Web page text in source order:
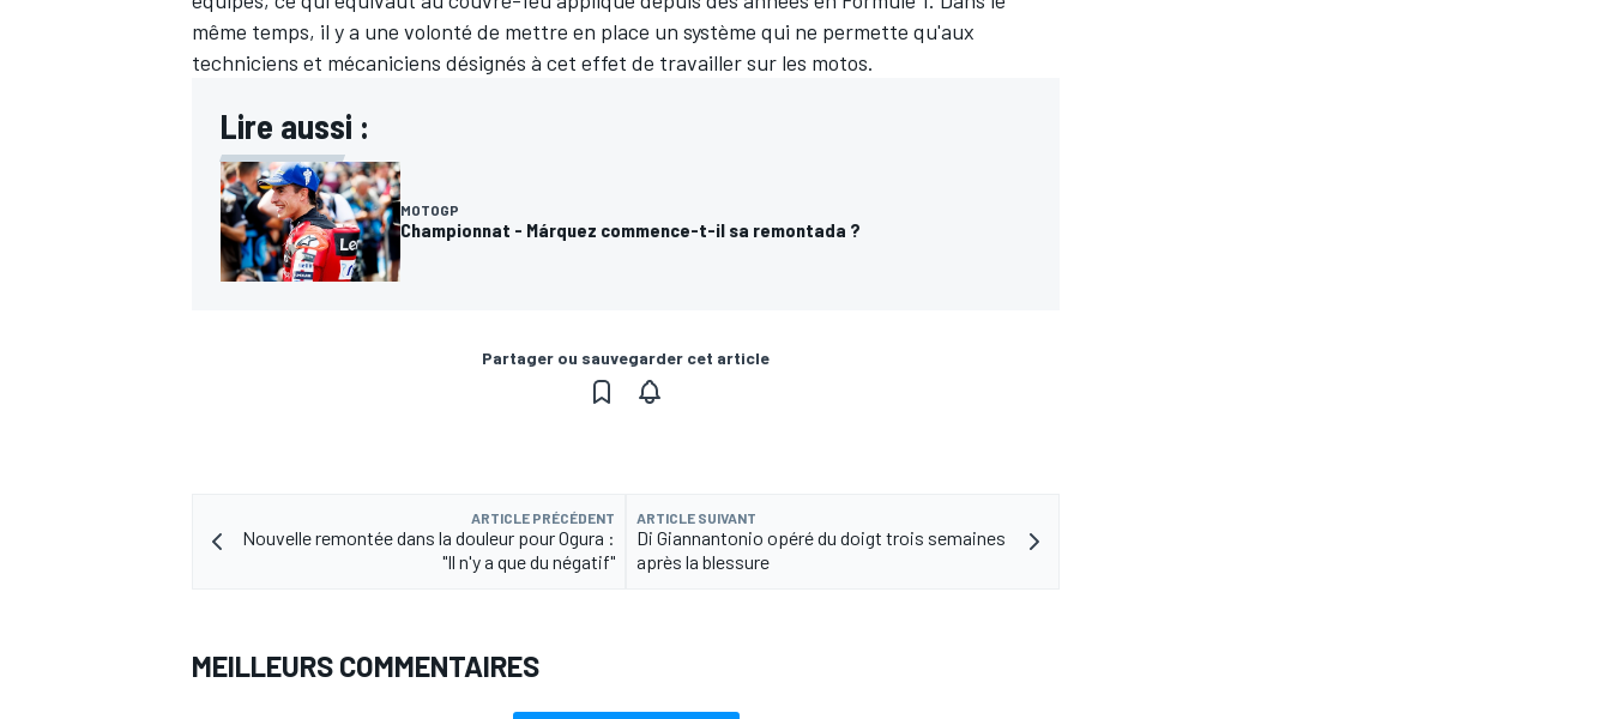
même temps, il y a une volonté de mettre en place un système qui ne permette qu'aux
techniciens et mécaniciens désignés à cet effet de travailler sur les motos.
Lire aussi :
MOTOGP
Championnat - Márquez commence-t-il sa remontada ?
Partager ou sauvegarder cet article
ARTICLE PRÉCÉDENT
Nouvelle remontée dans la douleur pour Ogura :
"Il n'y a que du négatif"
ARTICLE SUIVANT
Di Giannantonio opéré du doigt trois semaines
après la blessure
MEILLEURS COMMENTAIRES